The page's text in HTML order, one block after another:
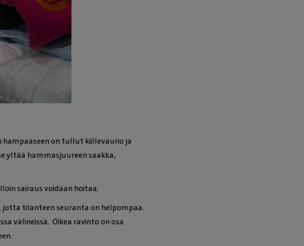
hampaaseen on tullut kiillevaurio ja
yltää hammasjuureen saakka,
sairaus voidaan hoitaa.
tilanteen seuranta on helpompaa.
välineissä. Oikea ravinto on osa